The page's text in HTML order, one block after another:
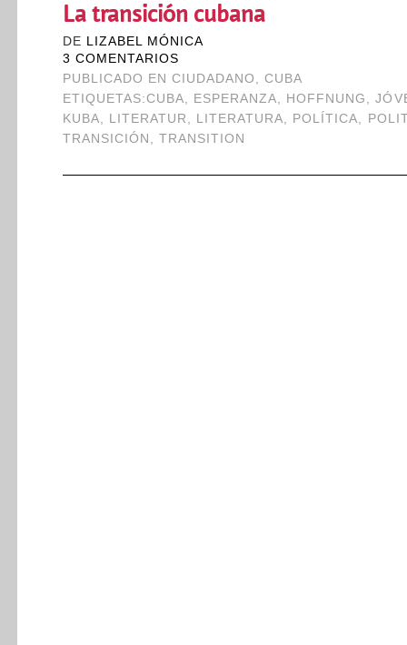
La transición cubana
DE LIZABEL MÓNICA
3 COMENTARIOS
PUBLICADO EN CIUDADANO ,CUBA
ETIQUETAS:CUBA, ESPERANZA, HOFFNUNG ,
KUBA, LITERATUR , LITERATURA, POLÍTICA,
TRANSICIÓN , TRANSITION